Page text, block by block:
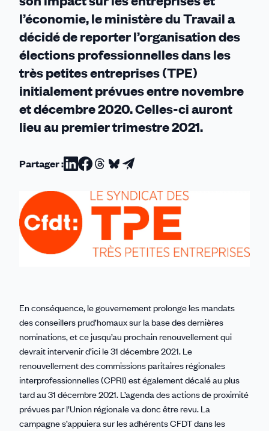
l’économie, le ministère du Travail a
décidé de reporter l’organisation des
élections professionnelles dans les
très petites entreprises (TPE)
initialement prévues entre novembre
et décembre 2020. Celles-ci auront
lieu au premier trimestre 2021.
Partager :Partager
Linkedin
Partager
sur
Facebook
Partager
sur
Threads
Partager
sur
Bluesky
Partager
par
email
En conséquence, le gouvernement prolonge les mandats
des conseillers prud’homaux sur la base des dernières
nominations, et ce jusqu’au prochain renouvellement qui
devrait intervenir d’ici le 31 décembre 2021. Le
renouvellement des commissions paritaires régionales
interprofessionnelles (CPRI) est également décalé au plus
tard au 31 décembre 2021. L’agenda des actions de proximité
prévues par l’Union régionale va donc être revu. La
campagne s’appuiera sur les adhérents CFDT dans les